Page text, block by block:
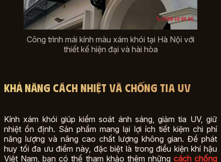
Công trình mái kính màu xám khói tại Hà Nội với
thiết kế hiện đại và hài hòa
Khả năng cách nhiệt và chống tia UV
Kính xám khói giúp kiểm soát ánh sáng, giảm tia UV, giữ
nhiệt ổn định. Sản phẩm mang lại lợi ích tiết kiệm chi phí
năng lượng và nâng cao chất lượng không gian. Để phát
huy tối đa ưu điểm này, đặc biệt là trong điều kiện khí hậu
Việt Nam, bạn có thể tham khảo thêm những cách chống